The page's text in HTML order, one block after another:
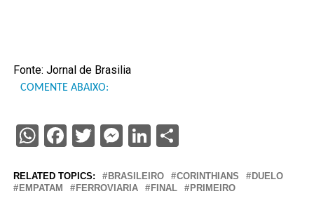
Fonte: Jornal de Brasilia
COMENTE ABAIXO:
WhatsApp
Facebook
Twitter
Messenger
LinkedIn
Share
RELATED TOPICS: BRASILEIRO CORINTHIANS
DUELO
EMPATAM
FERROVIARIA FINAL PRIMEIRO